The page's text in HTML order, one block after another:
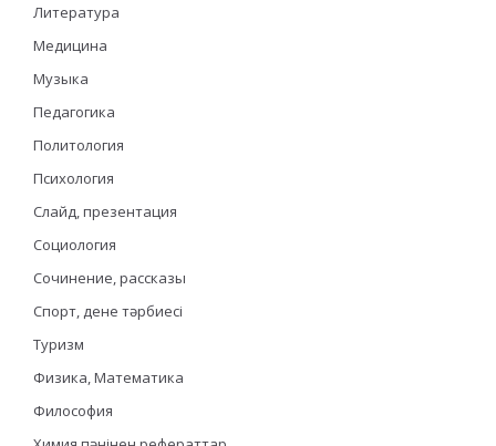
Литература
Медицина
Музыка
Педагогика
Политология
Психология
Слайд, презентация
Социология
Сочинение, рассказы
Спорт, дене тәрбиесі
Туризм
Физика, Математика
Философия